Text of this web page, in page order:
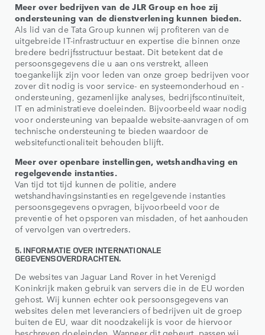
Meer over bedrijven van de JLR Group en hoe zij
ondersteuning van de dienstverlening kunnen bieden.
Als lid van de Tata Group kunnen wij profiteren van de
uitgebreide IT-infrastructuur en expertise die binnen onze
bredere bedrijfsstructuur bestaat. Dit betekent dat de
persoonsgegevens die u aan ons verstrekt, alleen
toegankelijk zijn voor leden van onze groep bedrijven voor
zover dit nodig is voor service- en systeemonderhoud en -
ondersteuning, gezamenlijke analyses, bedrijfscontinuïteit,
IT en administratieve doeleinden. Bijvoorbeeld waar nodig
voor ondersteuning van bepaalde website-aanvragen of om
technische ondersteuning te bieden waardoor de
websitefunctionaliteit behouden blijft.
Meer over openbare instellingen, wetshandhaving en
regelgevende instanties.
Van tijd tot tijd kunnen de politie, andere
wetshandhavingsinstanties en regelgevende instanties
persoonsgegevens opvragen, bijvoorbeeld voor de
preventie of het opsporen van misdaden, of het aanhouden
of vervolgen van overtreders.
5. INFORMATIE OVER INTERNATIONALE
GEGEVENSOVERDRACHTEN.
De websites van Jaguar Land Rover in het Verenigd
Koninkrijk maken gebruik van servers die in de EU worden
gehost. Wij kunnen echter ook persoonsgegevens van
websites delen met leveranciers of bedrijven uit de groep
buiten de EU, waar dit noodzakelijk is voor de hiervoor